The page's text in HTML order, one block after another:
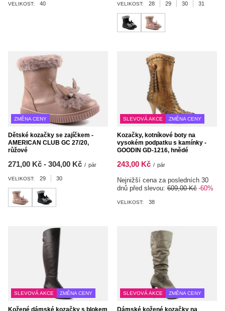
VELIKOST: 40 VELIKOST: 28 29 30 31
ZMĚNA CENY
Dětské kozačky se zajíčkem -
AMERICAN CLUB GC 27/20,
růžové
od
271,00 Kč - do
304,00 Kč / pár
VELIKOST: 29 30
SLEVOVÁ AKCE ZMĚNA CENY
Kozačky, kotníkové boty na
vysokém podpatku s kamínky -
GOODIN GD-1216, hnědé
243,00 Kč / pár
Nejnižší cena za posledních 30
dnů před slevou: 609,00 Kč -60%
VELIKOST: 38
SLEVOVÁ AKCE ZMĚNA CENY
Kožené dámské kozačky s blokem
SLEVOVÁ AKCE ZMĚNA CENY
Dámské kožené kozačky na